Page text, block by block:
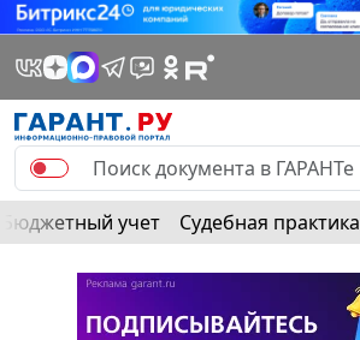
Бюджетный учет Судебная практика